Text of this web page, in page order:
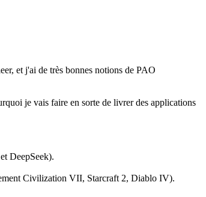
et j'ai de très bonnes notions de PAO
je vais faire en sorte de livrer des applications
DeepSeek).
Civilization VII, Starcraft 2, Diablo IV).